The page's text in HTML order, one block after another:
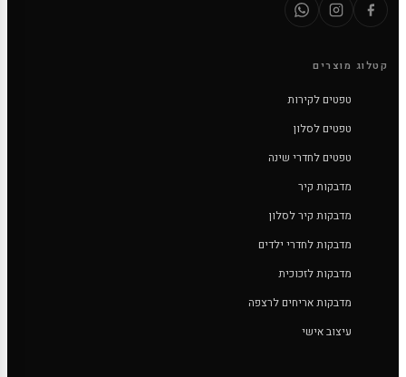
קטלוג מוצרים
טפטים לקירות
טפטים לסלון
טפטים לחדרי שינה
מדבקות קיר
מדבקות קיר לסלון
מדבקות לחדרי ילדים
מדבקות לזכוכית
מדבקות אריחים לרצפה
עיצוב אישי